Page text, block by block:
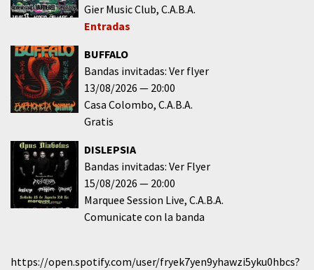
Gier Music Club C.A.B.A.
Entradas
BUFFALO
Bandas invitadas: Ver flyer
13/08/2026
20:00
Casa Colombo C.A.B.A.
Gratis
DISLEPSIA
Bandas invitadas: Ver Flyer
15/08/2026
20:00
Marquee Session Live C.A.B.A.
Comunicate con la banda
https://open.spotify.com/user/fryek7yen9yhawzi5yku0hbcs?